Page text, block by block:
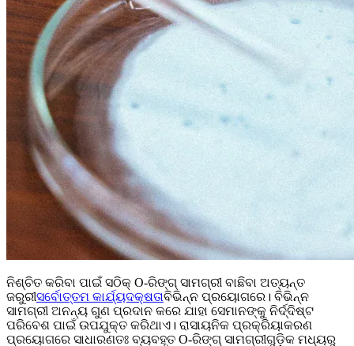
ନିଶ୍ଚିତ କରିବା ପାଇଁ ସଠିକ୍ O-ରିଙ୍ଗ୍ ସାମଗ୍ରୀ ବାଛିବା ଅତ୍ୟନ୍ତ
ଜରୁରୀସର୍ବୋତ୍ତମ କାର୍ଯ୍ୟଦକ୍ଷତାବିଭିନ୍ନ ପ୍ରୟୋଗରେ। ବିଭିନ୍ନ
ସାମଗ୍ରୀ ଅନନ୍ୟ ଗୁଣ ପ୍ରଦାନ କରେ ଯାହା ସେମାନଙ୍କୁ ନିର୍ଦ୍ଦିଷ୍ଟ
ପରିବେଶ ପାଇଁ ଉପଯୁକ୍ତ କରିଥାଏ। ରାସାୟନିକ ପ୍ରକ୍ରିୟାକରଣ
ପ୍ରୟୋଗରେ ସାଧାରଣତଃ ବ୍ୟବହୃତ O-ରିଙ୍ଗ୍ ସାମଗ୍ରୀଗୁଡ଼ିକ ମଧ୍ୟରୁ